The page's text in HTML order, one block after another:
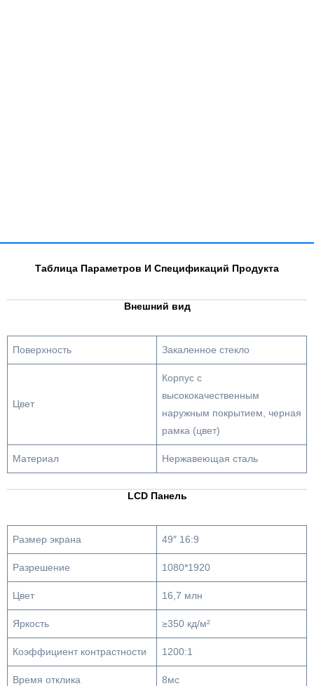
Таблица Параметров И Спецификаций Продукта
Внешний вид
Поверхность Закаленное стекло
Цвет
Корпус с
высококачественным
наружным покрытием, черная
рамка (цвет)
Материал Нержавеющая сталь
LCD Панель
Размер экрана 49″ 16:9
Разрешение 1080*1920
Цвет 16,7 млн
Яркость ≥350 кд/м²
Коэффициент контрастности 1200:1
Время отклика 8мс